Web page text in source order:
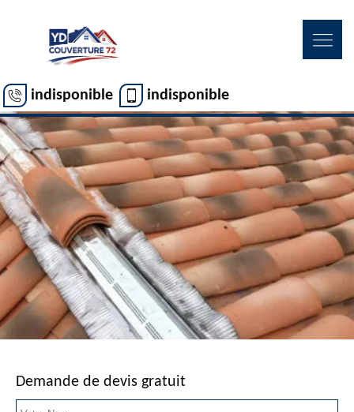
indisponible indisponible
Demande de devis gratuit